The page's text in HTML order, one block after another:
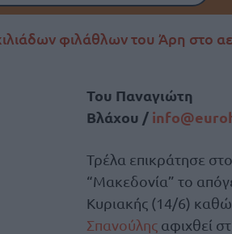
φιλάθλων του Άρη στο
Του Παναγιώτη
Βλάχου /
Τρέλα επικράτησε
“Μακεδονία” το
Κυριακής (14/6)
Σπανούληςαφιχθεί